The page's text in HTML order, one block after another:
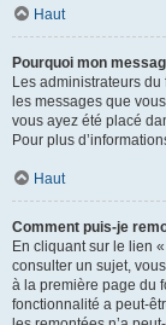
Haut
Pourquoi mon
Les administrateurs
les messages que
vous ayez été placé
Pour plus
Haut
Comment puis-je
En cliquant sur le lien
consulter un sujet,
à la première page du
fonctionnalité a peut-